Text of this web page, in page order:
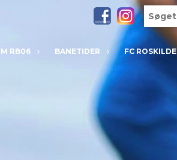
RB06 BANETIDER FC ROSKILDE